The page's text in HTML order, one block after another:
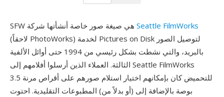
Seattle FilmWorks
(لاحقاً PhotoWorks) لخدمة Pictures on Disk لتوصيل الصور
بالبريد، والتي نشطت بشكل رئيسي من 1994 حتى أوائل الألفية
الثالثة. العملاء الذين أرسلوا أفلامهم إلى Seattle FilmWorks
للتحميض كان بإمكانهم اختيار استلام صورهم على أقراص مرنة 3.5
بوصة بالإضافة إلى (أو بدلاً من) المطبوعات التقليدية. احتوت